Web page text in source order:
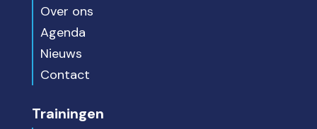
Over ons
Agenda
Nieuws
Contact
Trainingen